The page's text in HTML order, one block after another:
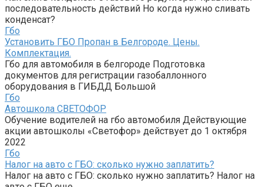
последовательность действий Но когда нужно сливать
конденсат?
Гбо
Установить ГБО Пропан в Белгороде. Цены.
Комплектация.
Гбо для автомобиля в белгороде Подготовка
документов для регистрации газобаллонного
оборудования в ГИБДД Большой
Гбо
Автошкола СВЕТОФОР
Обучение водителей на гбо автомобиля Действующие
акции автошколы «Светофор» действует до 1 октября
2022
Гбо
Налог на авто с ГБО: сколько нужно заплатить?
Налог на авто с ГБО: сколько нужно заплатить? Налог на